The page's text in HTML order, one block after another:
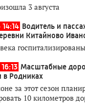
3 августа
Водитель и
Китайново
госпитализированы
Масштабные
в Родниках
за этот сезон
10 километров